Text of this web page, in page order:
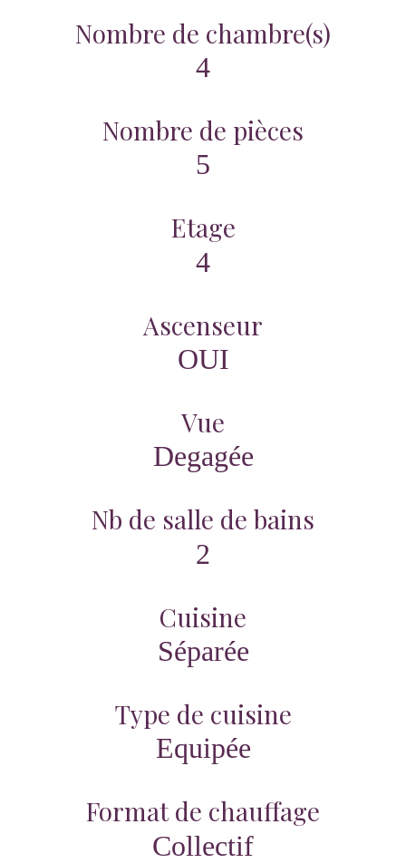
Nombre de chambre(s)
4
Nombre de pièces
5
Etage
4
Ascenseur
OUI
Vue
Degagée
Nb de salle de bains
2
Cuisine
Séparée
Type de cuisine
Equipée
Format de chauffage
Collectif